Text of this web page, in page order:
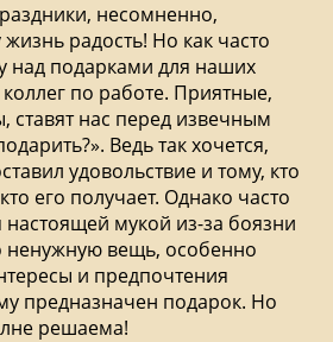
несомненно,
радость! Но как часто
над подарками для наших
по работе. Приятные,
ставят нас перед извечным
Ведь так хочется,
удовольствие и тому, кто
его получает. Однако часто
настоящей мукой из-за боязни
ненужную вещь, особенно
и предпочтения
предназначен подарок. Но
решаема!